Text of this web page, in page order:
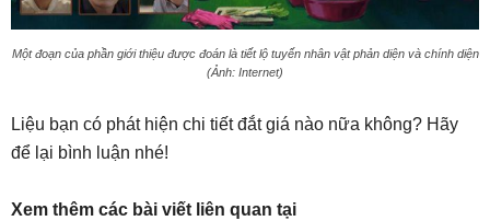
Một đoạn của phần giới thiệu được đoán là tiết lộ tuyến nhân vật phản diện và chính diện
(Ảnh: Internet)
Liệu bạn có phát hiện chi tiết đắt giá nào nữa không? Hãy
để lại bình luận nhé!
Xem thêm các bài viết liên quan tại